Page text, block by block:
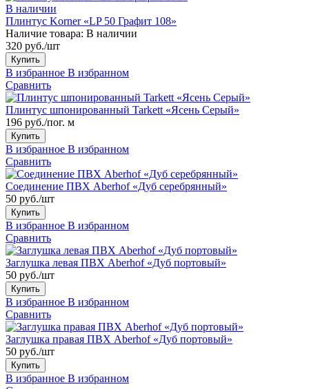
В наличии
Плинтус Korner «LP 50 Графит 108»
Наличие товара: В наличии
320 руб./шт
Купить
В избранное В избранном
Сравнить
Плинтус шпонированный Tarkett «Ясень Серый»
196 руб./пог. м
Купить
В избранное В избранном
Сравнить
Соединение ПВХ Aberhof «Дуб серебрянный»
50 руб./шт
Купить
В избранное В избранном
Сравнить
Заглушка левая ПВХ Aberhof «Дуб портовый»
50 руб./шт
Купить
В избранное В избранном
Сравнить
Заглушка правая ПВХ Aberhof «Дуб портовый»
50 руб./шт
Купить
В избранное В избранном